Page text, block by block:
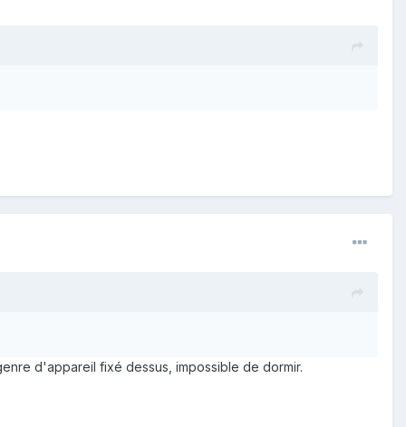
d'appareil fixé dessus, impossible de dormir.